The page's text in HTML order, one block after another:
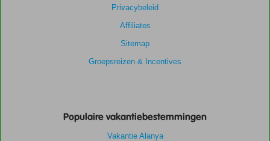
Privacybeleid
Affiliates
Sitemap
Groepsreizen & Incentives
Populaire vakantiebestemmingen
Vakantie Alanya